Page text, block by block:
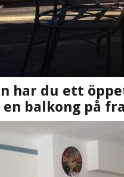
har du ett
balkong på